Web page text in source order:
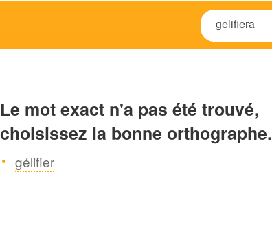
Le mot exact n'a pas été trouvé,
choisissez la bonne orthographe.
gélifier